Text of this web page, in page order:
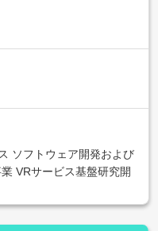
ソフトウェア開発および
VRサービス基盤研究開